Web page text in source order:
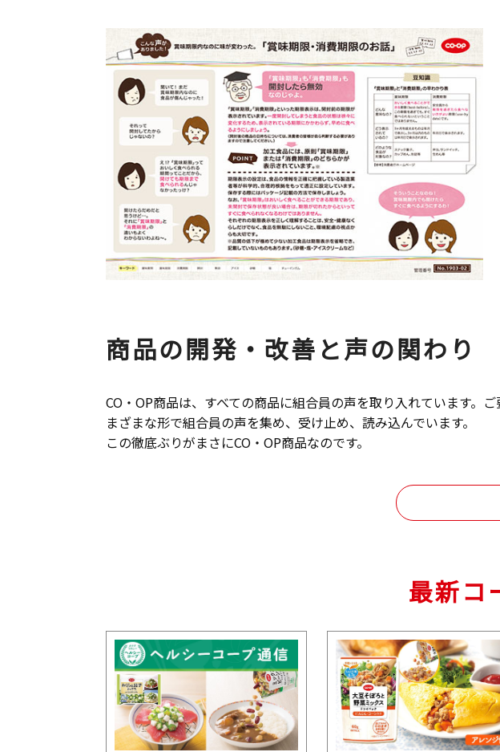
商品の開発・改善と声の関わり
CO・OP商品は、すべての商品に組合員の声を取り入れています。
まざまな形で組合員の声を集め、受け止め、読み込んでいます。
この徹底ぶりがまさにCO・OP商品なのです。
最新コ